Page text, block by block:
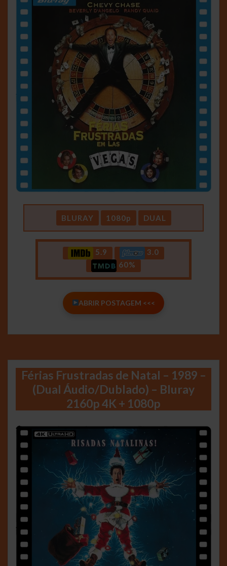
BLURAY 1080p DUAL
5.9
3.0
60%
ABRIR POSTAGEM <<<
Férias Frustradas de Natal – 1989 –
(Dual Áudio/Dublado) – Bluray
2160p 4K + 1080p